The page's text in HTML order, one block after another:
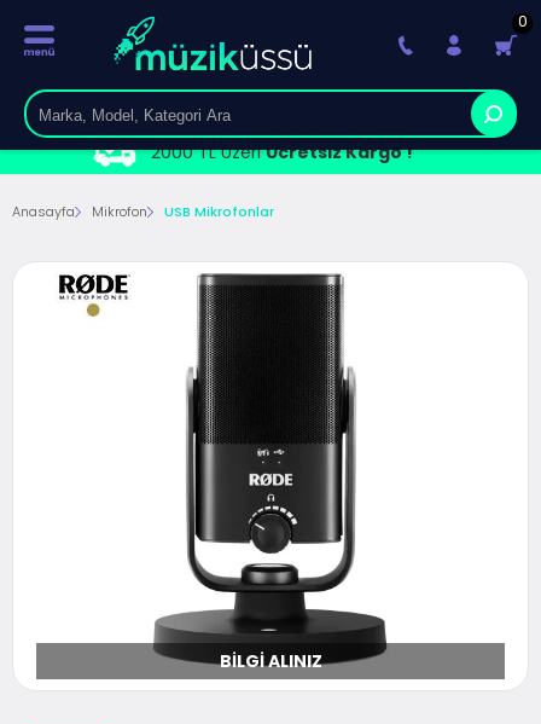
2000 TL ÜzeriÜcretsiz Kargo !
0
Anasayfa Mikrofon USB Mikrofonlar
BILGI ALINIZ